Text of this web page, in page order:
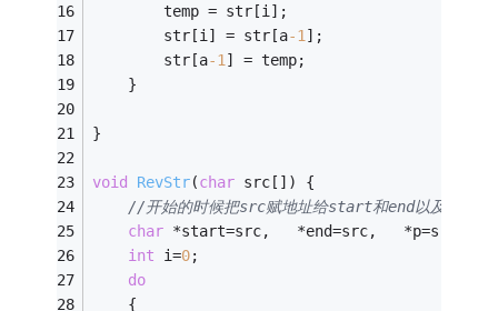
		temp = str[i];
		str[i] = str[a
-1];
		str[a
-1] = temp;
	}
}
void RevStr(char src[])
{
//开始的时候把src赋地址给start和end以及一个指
char *start=src,   *end=src,
int i=0;
do
	{